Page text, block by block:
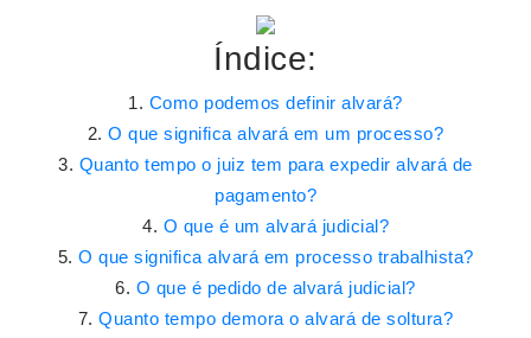
Índice:
Como podemos definir alvará?
O que significa alvará em um processo?
Quanto tempo o juiz tem para expedir alvará de
pagamento?
O que é um alvará judicial?
O que significa alvará em processo trabalhista?
O que é pedido de alvará judicial?
Quanto tempo demora o alvará de soltura?